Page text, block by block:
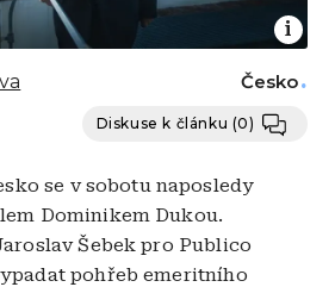
Česko
Diskuse k článku (0)
se v sobotu naposledy
Dominikem Dukou.
Šebek pro Publico
pohřeb emeritního